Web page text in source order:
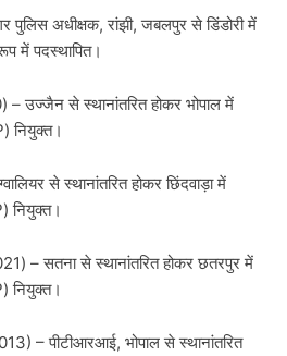
पुलिस अधीक्षक, रांझी, जबलपुर से डिंडोरी में
में पदस्थापित।
उज्जैन से स्थानांतरित होकर भोपाल में
नियुक्त।
से स्थानांतरित होकर छिंदवाड़ा में
नियुक्त।
– सतना से स्थानांतरित होकर छतरपुर में
नियुक्त।
– पीटीआरआई, भोपाल से स्थानांतरित